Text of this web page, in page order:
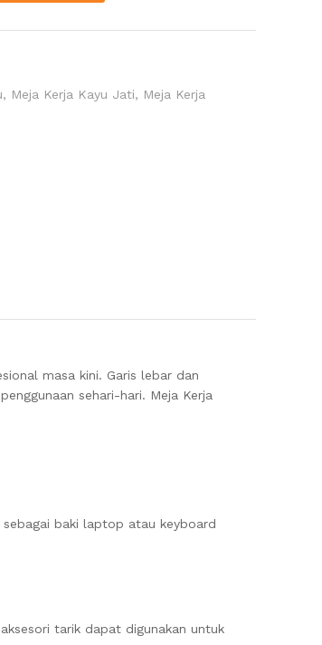
, Meja Kerja Kayu Jati, Meja Kerja
masa kini. Garis lebar dan
sehari-hari. Meja Kerja
baki laptop atau keyboard
tarik dapat digunakan untuk